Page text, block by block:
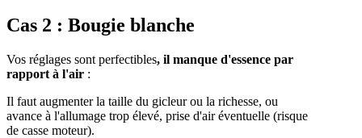
Cas 2 : Bougie blanche
Vos réglages sont perfectibles, il manque d'essence par
rapport à l'air :
Il faut augmenter la taille du gicleur ou la richesse, ou
avance à l'allumage trop élevé, prise d'air éventuelle (risque
de casse moteur).